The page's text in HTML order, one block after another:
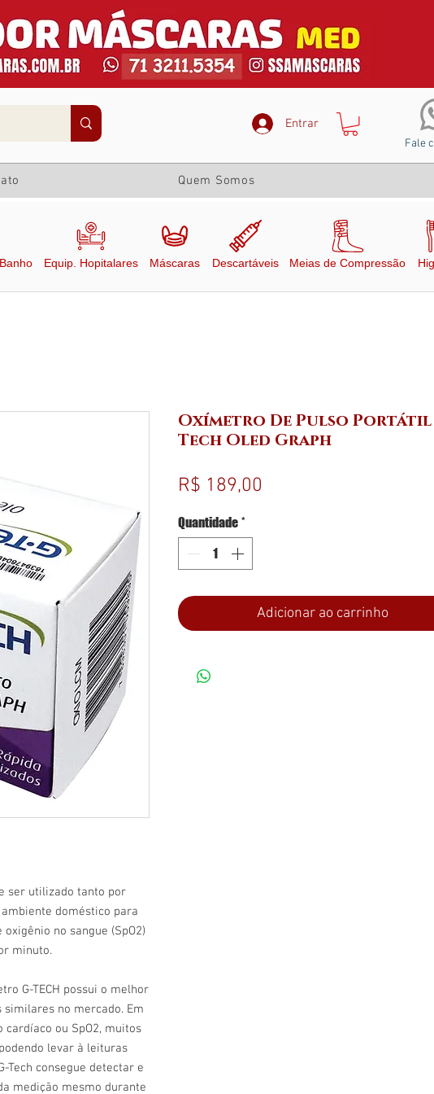
Quem Somos
Entrar
Fale
Equip. Hopitalares Máscaras Descartáveis Meias de Compressão
ser utilizado tanto por
doméstico para
no sangue (SpO2)
minuto.
G-TECH possui o melhor
no mercado. Em
ou SpO2, muitos
levar à leituras
Tech consegue detectar e
medição mesmo durante
Oxímetro De Pulso Portátil
Tech Oled Graph
R$ 189,00
Quantidade *
Adicionar ao carrinho